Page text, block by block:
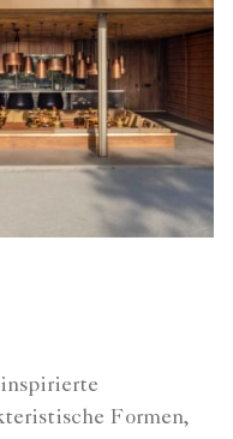
Formen,